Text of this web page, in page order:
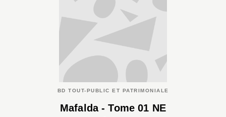
BD TOUT-PUBLIC ET PATRIMONIALE
Mafalda - Tome 01 NE